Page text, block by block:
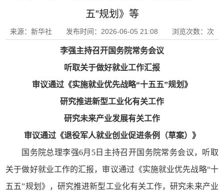
五”规划》等
来源：新华社 发布时间：2026-06-05 21:08 浏览次数： 次
李强主持召开国务院常务会议
听取关于做好就业工作汇报
审议通过《实施就业优先战略“十五五”规划》
研究推进新型工业化有关工作
研究未来产业发展有关工作
审议通过《退役军人就业创业促进条例（草案）》
国务院总理李强6月5日主持召开国务院常务会议，听取
关于做好就业工作的汇报，审议通过《实施就业优先战略“十
五五”规划》，研究推进新型工业化有关工作，研究未来产业